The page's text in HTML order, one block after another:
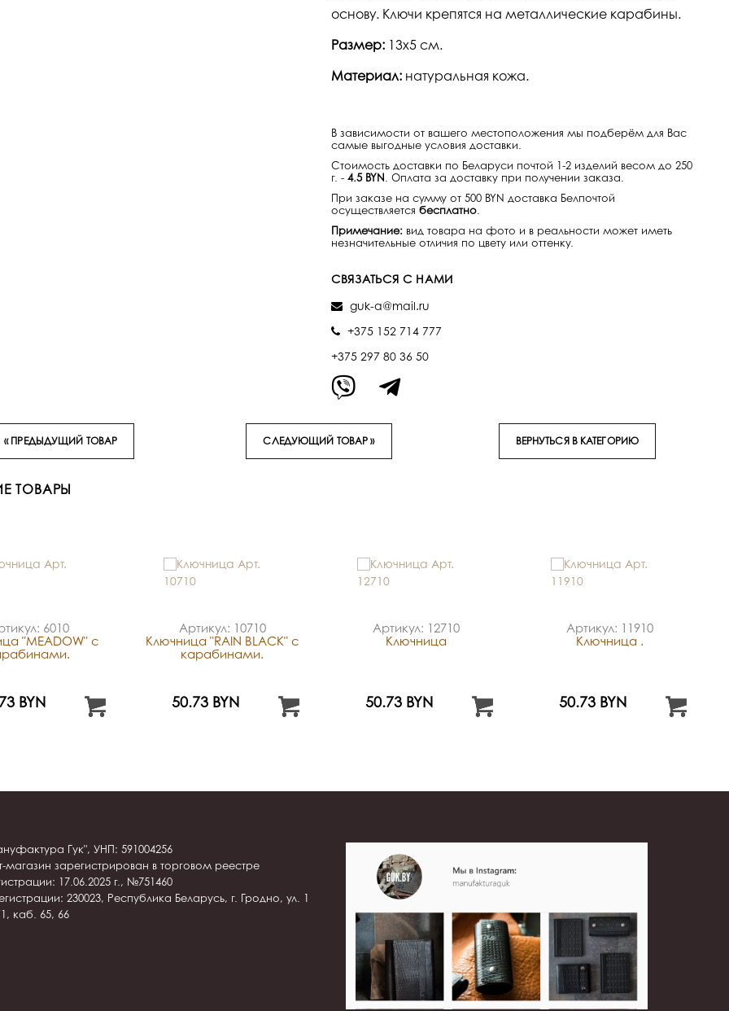
основу. Ключи крепятся на металлические карабины.
Размер: 13х5 см.
Материал: натуральная кожа.
В зависимости от вашего местоположения мы подберём для Вас
самые выгодные условия доставки.
Стоимость доставки по Беларуси почтой 1-2 изделий весом до 250
г. - 4.5 BYN. Оплата за доставку при получении заказа.
При заказе на сумму от 500 BYN доставка Белпочтой
осуществляется бесплатно.
Примечание: вид товара на фото и в реальности может иметь
незначительные отличия по цвету или оттенку.
СВЯЗАТЬСЯ С НАМИ
guk-a@mail.ru
+375 152 714 777
+375 297 80 36 50
« ПРЕДЫДУЩИЙ ТОВАР СЛЕДУЮЩИЙ ТОВАР » ВЕРНУТЬСЯ В КАТЕГОРИЮ
ТОВАРЫ
6010
"MEADOW" с
BYN
Артикул: 10710
Ключница "RAIN BLACK" с
карабинами.
50.73 BYN
Артикул: 12710
Ключница
50.73 BYN
Артикул: 11910
Ключница .
50.73 BYN
Гук", УНП: 591004256
магазин зарегистрирован в торговом реестре
17.06.2025 г., №751460
230023, Республика Беларусь, г. Гродно, ул. 1
каб. 65, 66